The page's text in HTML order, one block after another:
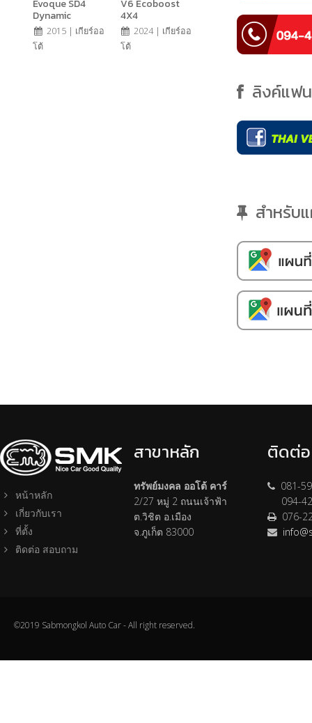
Evoque SD4
Dynamic
2015 | เกียร์ออ
โต้
V6 Ecoboost
4X4
2024 | เกียร์ออ
โต้
ลิงค์แฟ
สำหรับ
หน้าหลัก
เกี่ยวกับเรา
ที่ตั้ง
ติดต่อ สอบถาม
สาขาหลัก
ทรัพย์มงคล ออโต้ คาร์
2/27 หมู่ 2 ถนนเจ้าฟ้า
ต.วิชิต อ.เมือง
จ.ภูเก็ต 83000
ติดต่
081-
094-
076-
©2019 Sabmongkol Auto Car - All right reserved.